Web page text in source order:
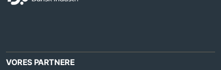
VORES PARTNERE